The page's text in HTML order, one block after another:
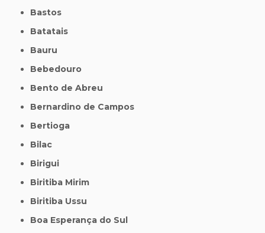
Bastos
Batatais
Bauru
Bebedouro
Bento de Abreu
Bernardino de Campos
Bertioga
Bilac
Birigui
Biritiba Mirim
Biritiba Ussu
Boa Esperança do Sul